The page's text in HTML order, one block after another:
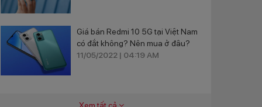
Giá bán Redmi 10 5G tại Việt Nam
có đắt không? Nên mua ở đâu?
11/05/2022 | 04:19 AM
Xem tất cả